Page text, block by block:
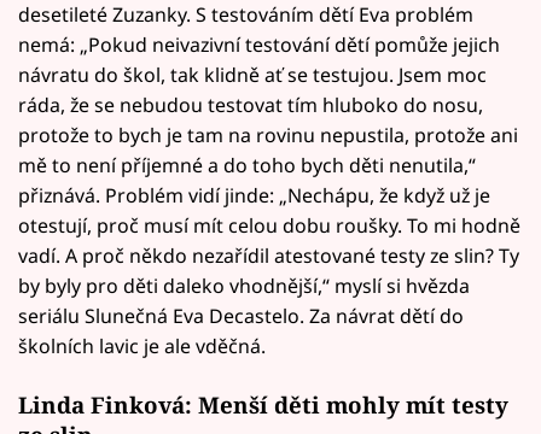
desetileté Zuzanky. S testováním dětí Eva problém
nemá: „Pokud neivazivní testování dětí pomůže jejich
návratu do škol, tak klidně ať se testujou. Jsem moc
ráda, že se nebudou testovat tím hluboko do nosu,
protože to bych je tam na rovinu nepustila, protože ani
mě to není příjemné a do toho bych děti nenutila,“
přiznává. Problém vidí jinde: „Nechápu, že když už je
otestují, proč musí mít celou dobu roušky. To mi hodně
vadí. A proč někdo nezařídil atestované testy ze slin? Ty
by byly pro děti daleko vhodnější,“ myslí si hvězda
seriálu Slunečná Eva Decastelo. Za návrat dětí do
školních lavic je ale vděčná.
Linda Finková: Menší děti mohly mít testy